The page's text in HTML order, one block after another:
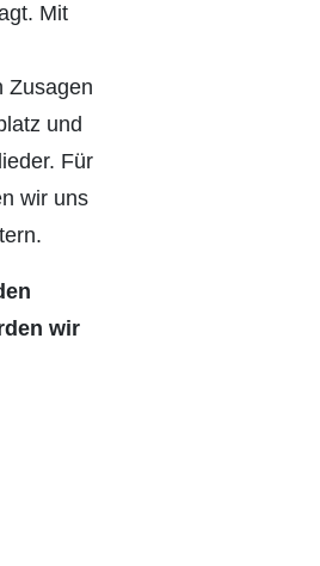
Mit
Zusagen
und
Für
wir uns
wir